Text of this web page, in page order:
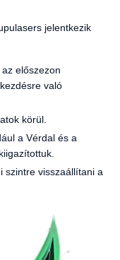
jelentkezik
előszezon
való
körül.
a Vérdal és a
szintre visszaállítani a